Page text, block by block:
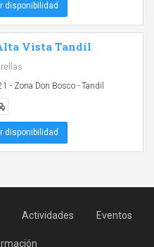
disponibilidad
Vista Tandil
- Zona Don Bosco - Tandil
disponibilidad
Actividades Eventos